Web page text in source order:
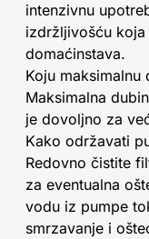
intenzivnu
izdržljivošću
domaćinstava.
Koju maksimalnu
Maksimalna
je dovoljno za
Kako održavati
Redovno čistite
za eventualna
vodu iz pumpe
smrzavanje i